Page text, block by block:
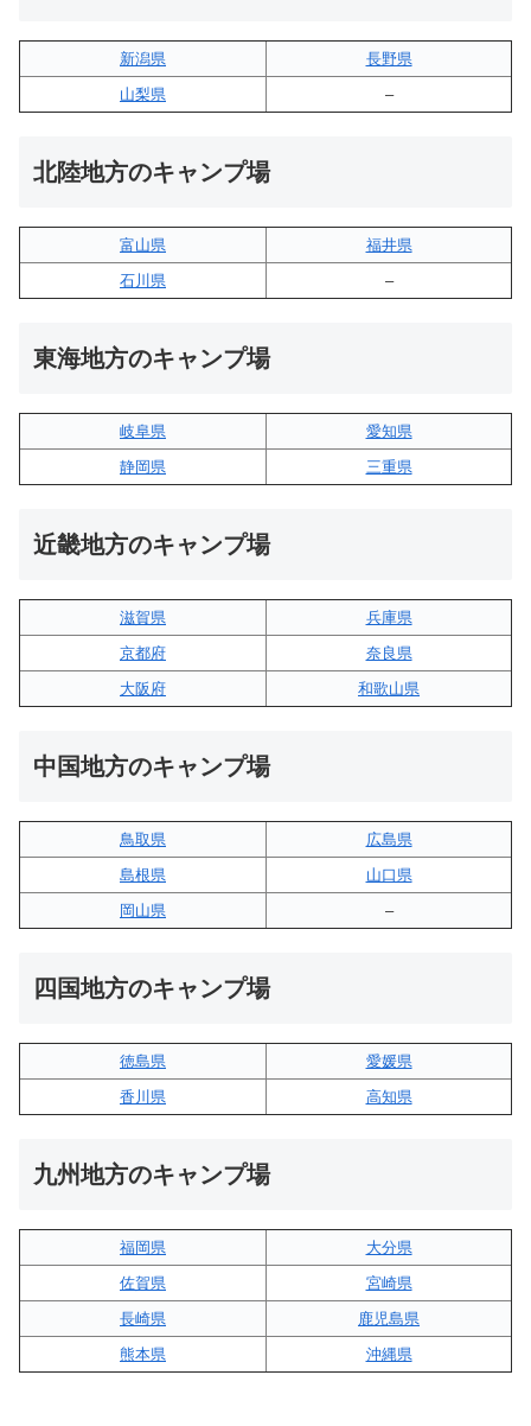
新潟県
長野県
山梨県
–
北陸地方のキャンプ場
富山県
福井県
石川県
–
東海地方のキャンプ場
岐阜県
愛知県
静岡県
三重県
近畿地方のキャンプ場
滋賀県
兵庫県
京都府
奈良県
大阪府
和歌山県
中国地方のキャンプ場
鳥取県
広島県
島根県
山口県
岡山県
–
四国地方のキャンプ場
徳島県
愛媛県
香川県
高知県
九州地方のキャンプ場
福岡県
大分県
佐賀県
宮崎県
長崎県
鹿児島県
熊本県
沖縄県